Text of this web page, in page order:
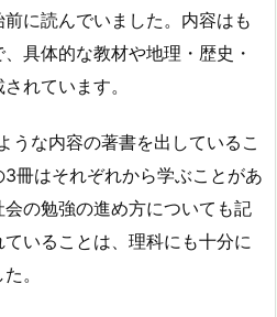
前に読んでいました。内容はも
具体的な教材や地理・歴史・
れています。
うな内容の著書を出しているこ
冊はそれぞれから学ぶことがあ
の勉強の進め方についても記
いることは、理科にも十分に
。